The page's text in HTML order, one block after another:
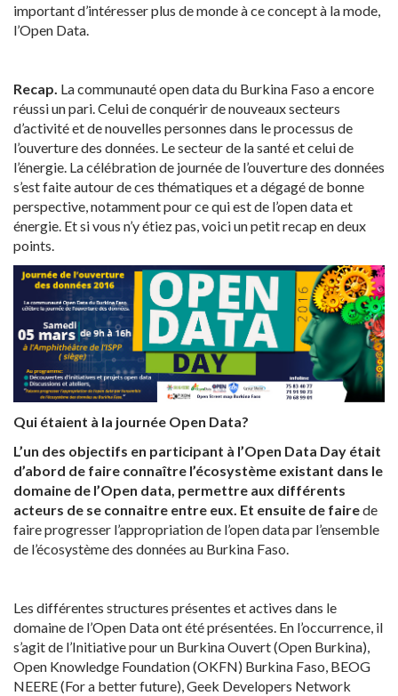
important d’intéresser plus de monde à ce concept à la mode,
l’Open Data.
Recap. La communauté open data du Burkina Faso a encore
réussi un pari. Celui de conquérir de nouveaux secteurs
d’activité et de nouvelles personnes dans le processus de
l’ouverture des données. Le secteur de la santé et celui de
l’énergie. La célébration de journée de l’ouverture des données
s’est faite autour de ces thématiques et a dégagé de bonne
perspective, notamment pour ce qui est de l’open data et
énergie. Et si vous n’y étiez pas, voici un petit recap en deux
points.
Qui étaient à la journée Open Data?
L’un des objectifs en participant à l’Open Data Day était
d’abord de faire connaître l’écosystème existant dans le
domaine de l’Open data, permettre aux différents
acteurs de se connaitre entre eux. Et ensuite de fairede
faire progresser l’appropriation de l’open data par l’ensemble
de l’écosystème des données au Burkina Faso.
Les différentes structures présentes et actives dans le
domaine de l’Open Data ont été présentées. En l’occurrence, il
s’agit de l’Initiative pour un Burkina Ouvert (Open Burkina),
Open Knowledge Foundation (OKFN) Burkina Faso, BEOG
NEERE (For a better future), Geek Developers Network